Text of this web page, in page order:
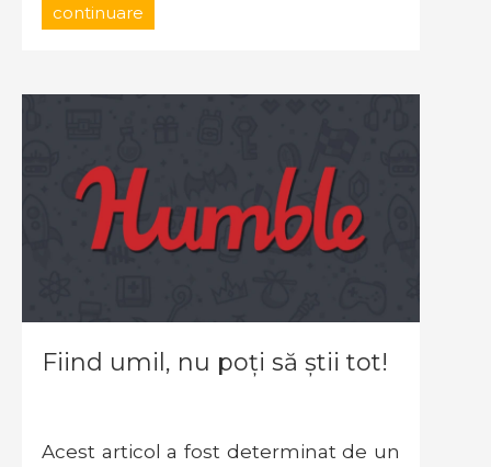
continuare
Fiind umil, nu poți să știi tot!
Acest articol a fost determinat de un